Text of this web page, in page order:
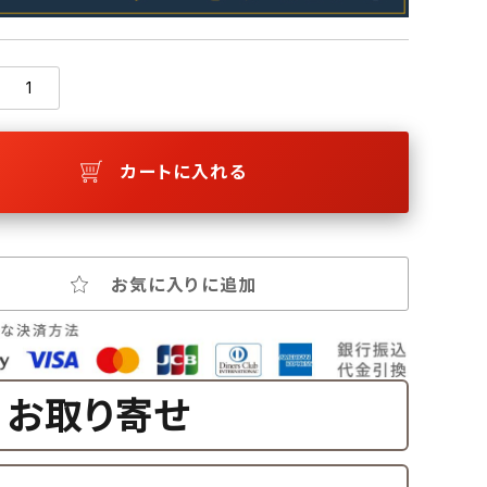
カートに入れる
お気に入りに追加
お取り寄せ